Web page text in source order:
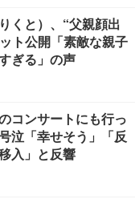
くと）、“父親顔出
ト公開「素敵な親子
ぎる」の声
コンサートにも行っ
泣「幸せそう」「反
入」と反響